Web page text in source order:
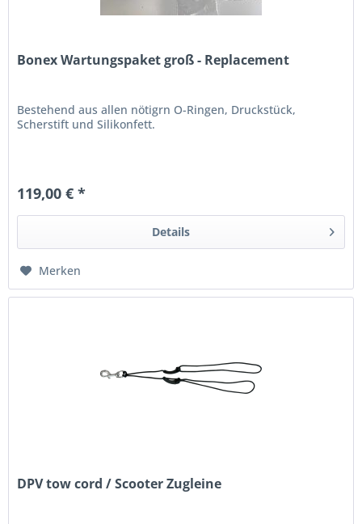
Bonex Wartungspaket groß - Replacement
Bestehend aus allen nötigrn O-Ringen, Druckstück,
Scherstift und Silikonfett.
119,00 € *
Details
Merken
DPV tow cord / Scooter Zugleine